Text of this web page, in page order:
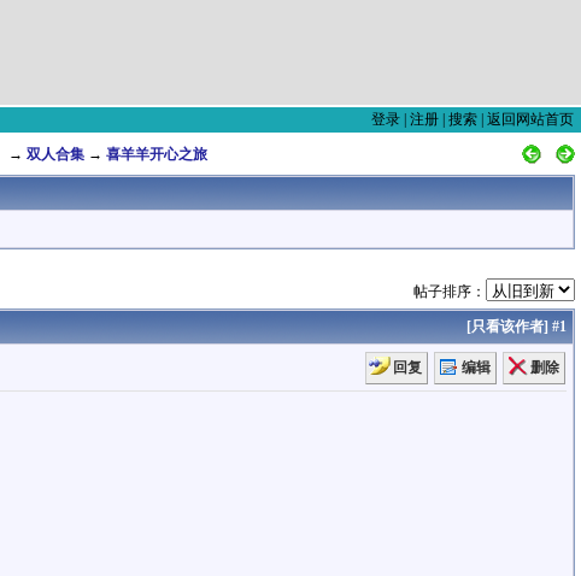
登录 注册 搜索 返回网站首页
→ 双人合集 → 喜羊羊开心之旅
帖子排序：
[只看该作者] #1
回复 编辑 删除